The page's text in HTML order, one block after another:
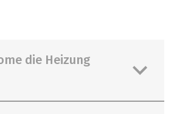
die Heizung